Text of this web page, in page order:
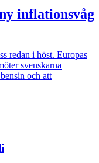
inflationsvåg
redan i höst. Europas
svenskarna
och att